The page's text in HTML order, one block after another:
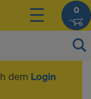
0
dem Login